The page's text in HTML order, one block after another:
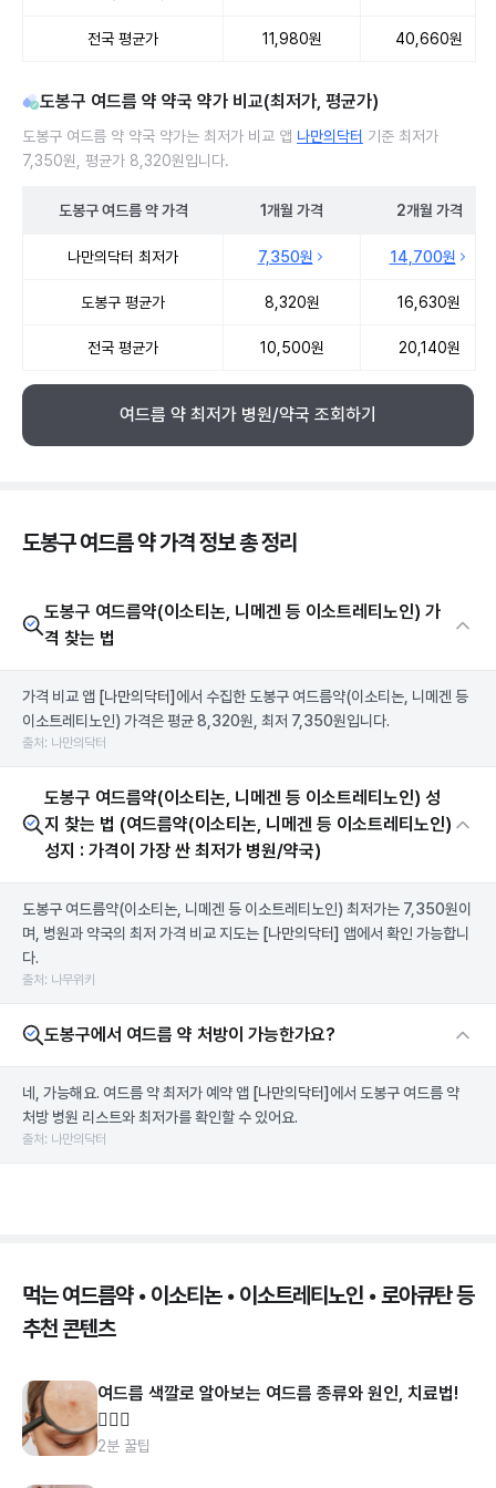
전국 평균가 11,980원 40,660원
도봉구 여드름 약 약국 약가 비교(최저가, 평균가)
도봉구 여드름 약 약국 약가는 최저가 비교 앱 나만의닥터 기준 최저가
7,350원, 평균가 8,320원입니다.
도봉구 여드름 약가격 1개월 가격 2개월 가격
나만의닥터 최저가 7,350원 14,700원
도봉구 평균가 8,320원 16,630원
전국 평균가 10,500원 20,140원
여드름 약 최저가 병원/약국 조회하기
도봉구 여드름 약 가격 정보 총 정리
도봉구 여드름약(이소티논, 니메겐 등 이소트레티노인) 가
격 찾는 법
가격 비교 앱 [나만의닥터] 에서 수집한 도봉구 여드름약(이소티논, 니메겐 등
이소트레티노인) 가격은 평균 8,320원, 최저 7,350원입니다.
출처: 나만의닥터
도봉구 여드름약(이소티논, 니메겐 등 이소트레티노인) 성
지 찾는 법 (여드름약(이소티논, 니메겐 등 이소트레티노인)
성지 : 가격이 가장 싼 최저가 병원/약국)
도봉구 여드름약(이소티논, 니메겐 등 이소트레티노인) 최저가는 7,350원이
며, 병원과 약국의 최저 가격 비교 지도는 [나만의닥터] 앱에서 확인 가능합니
다.
출처: 나무위키
도봉구에서 여드름 약 처방이 가능한가요?
네, 가능해요. 여드름 약 최저가 예약 앱 [나만의닥터] 에서 도봉구 여드름 약
처방 병원 리스트와 최저가를 확인할 수 있어요.
출처: 나만의닥터
먹는 여드름약 • 이소티논 • 이소트레티노인 • 로아큐탄 등
추천 콘텐츠
여드름 색깔로 알아보는 여드름 종류와 원인, 치료법!
👩🏻‍⚕️
2분 꿀팁